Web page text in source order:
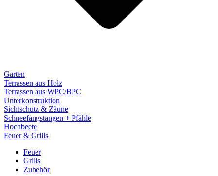
Garten
Terrassen aus Holz
Terrassen aus WPC/BPC
Unterkonstruktion
Sichtschutz & Zäune
Schneefangstangen + Pfähle
Hochbeete
Feuer & Grills
Feuer
Grills
Zubehör